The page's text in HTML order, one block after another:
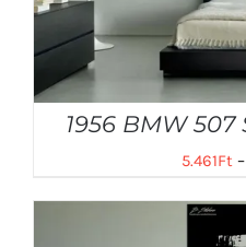
1956 BMW
5.461Ft–